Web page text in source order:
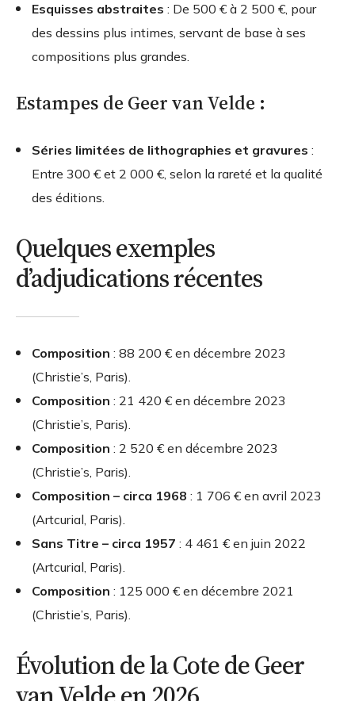
Esquisses abstraites : De 500 € à 2 500 €, pour
des dessins plus intimes, servant de base à ses
compositions plus grandes.
Estampes de Geer van Velde :
Séries limitées de lithographies et gravures :
Entre 300 € et 2 000 €, selon la rareté et la qualité
des éditions.
Quelques exemples
d’adjudications récentes
Composition : 88 200 € en décembre 2023
(Christie’s, Paris).
Composition : 21 420 € en décembre 2023
(Christie’s, Paris).
Composition : 2 520 € en décembre 2023
(Christie’s, Paris).
Composition – circa 1968 : 1 706 € en avril 2023
(Artcurial, Paris).
Sans Titre – circa 1957 : 4 461 € en juin 2022
(Artcurial, Paris).
Composition : 125 000 € en décembre 2021
(Christie’s, Paris).
Évolution de la Cote de Geer